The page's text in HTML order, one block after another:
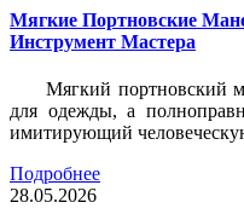
Мягкие Портновские
Инструмент Мастера
Мягкий портновский
для одежды, а
имитирующий
Подробнее
28.05.2026